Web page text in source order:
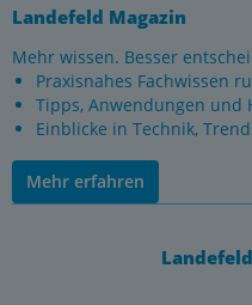
Landefeld Magazin
Mehr wissen. Besser
Praxisnahes Fachwissen
Tipps, Anwendungen
Einblicke in Technik,
Mehr erfahren